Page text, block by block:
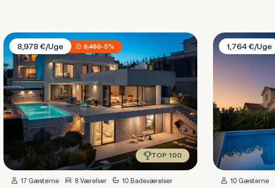
Villa Sara i Konstanca
8,978 €/Uge
9,450-5%
TOP 100
17 Gæsterne 8 Værelser 10 Badeværelser
Villa Sunset Lady
1,764 €/Uge
10 Gæsterne